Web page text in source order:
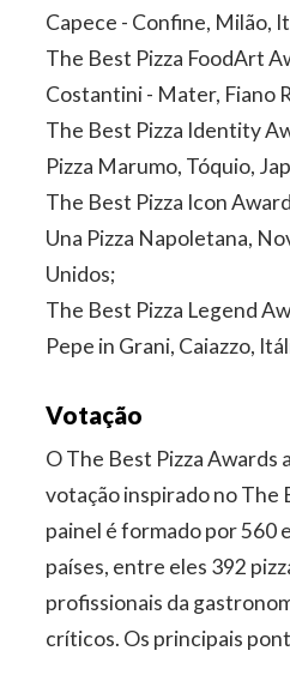
Capece - Confine, Milão,
The Best Pizza FoodArt
Costantini - Mater, Fiano
The Best Pizza Identity
Pizza Marumo, Tóquio,
The Best Pizza Icon
Una Pizza Napoletana,
Unidos;
The Best Pizza Legend
Pepe in Grani, Caiazzo,
Votação
O The Best Pizza Awards
votação inspirado no The
painel é formado por 560
países, entre eles 392
profissionais da
críticos. Os principais